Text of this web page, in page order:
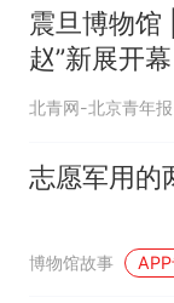
震旦博物馆
赵”新展开幕
北青网-北京青年报
志愿军用的
博物馆故事